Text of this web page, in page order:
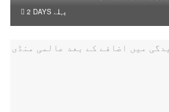
2 DAYS پہلے